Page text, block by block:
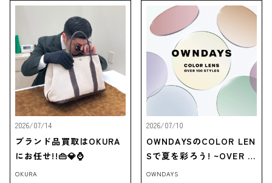
2026/07/14
ブランド品買取はOKURA
にお任せ!!👜💎⌚
OKURA
2026/07/10
OWNDAYSのCOLOR LEN
Sで夏を彩ろう! ~OVER 1
00 STYLES~
OWNDAYS